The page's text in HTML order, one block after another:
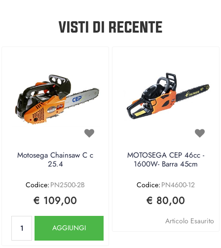
VISTI DI RECENTE
Motosega Chainsaw C c
25.4
Codice: PN2500-2B
€ 109,00
AGGIUNGI
MOTOSEGA CEP 46cc -
1600W- Barra 45cm
Codice: PN4600-12
€ 80,00
Articolo Esaurito